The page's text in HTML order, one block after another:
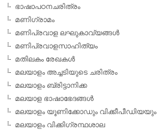
ഭാഷാപഠനചരിത്രം
മണിഗ്രാമം
മണിപ്രവാള ലഘുകാവ്യങ്ങള്‍
മണിപ്രവാളസാഹിത്യം
മതിലകം രേഖകള്‍
മലയാളം അച്ചടിയുടെ ചരിത്രം
മലയാളം ബ്രിട്ടാനിക്ക
മലയാള ഭാഷാഭേദങ്ങള്‍
മലയാളം യൂണിക്കോഡും വിക്കീപീഡിയയും
മലയാളം വിക്കിഗ്രന്ഥശാല